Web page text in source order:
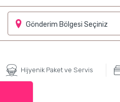
Gönderim Bölgesi Seçiniz
Hijyenik Paket ve Servis